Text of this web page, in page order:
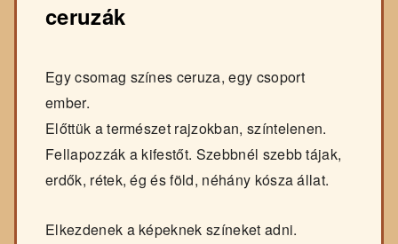
ceruzák
Egy csomag színes ceruza, egy csoport
ember.
Előttük a természet rajzokban, színtelenen.
Fellapozzák a kifestőt. Szebbnél szebb tájak,
erdők, rétek, ég és föld, néhány kósza állat.
Elkezdenek a képeknek színeket adni.